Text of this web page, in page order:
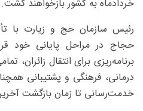
خردادماه به کشور بازخواهند گشت.
رئیس سازمان حج و زیارت با
حجاج در مراحل پایانی خود
برنامه‌ریزی برای انتقال زائران،
درمانی، فرهنگی و پشتیبانی
خدمت‌رسانی تا زمان بازگشت